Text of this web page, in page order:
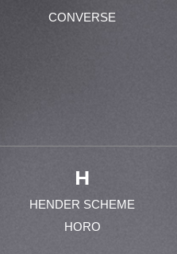
CONVERSE
H
HENDER SCHEME
HORO